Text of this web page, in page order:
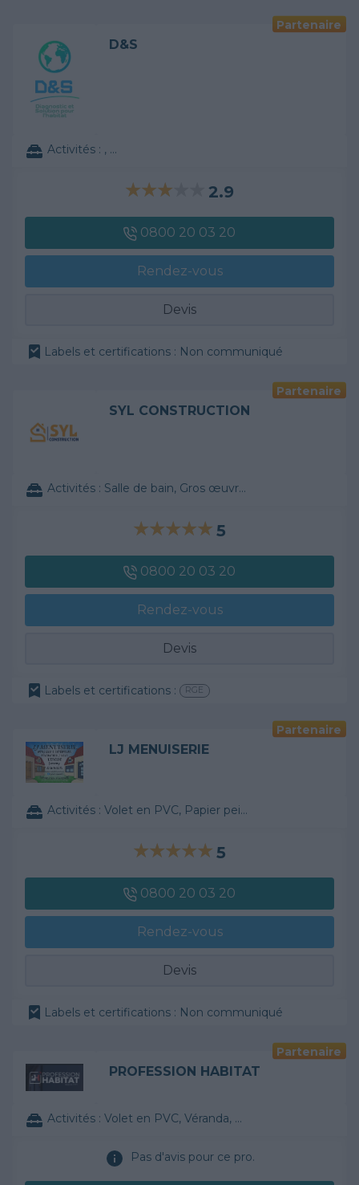
Partenaire
D&S
Activités : , ...
2.9
0800 20 03 20
Rendez-vous
Devis
Labels et certifications : Non communiqué
Partenaire
SYL CONSTRUCTION
Activités : Salle de bain, Gros œuvre, ...
5
0800 20 03 20
Rendez-vous
Devis
Labels et certifications : RGE
Partenaire
LJ MENUISERIE
Activités : Volet en PVC, Papier peint, ...
5
0800 20 03 20
Rendez-vous
Devis
Labels et certifications : Non communiqué
Partenaire
PROFESSION HABITAT
Activités : Volet en PVC, Véranda, VMC, ...
Pas d'avis pour ce pro.